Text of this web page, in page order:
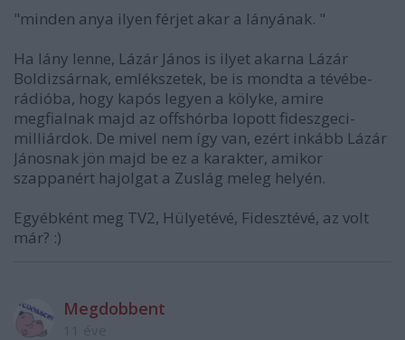
"minden anya ilyen férjet akar a lányának. "
Ha lány lenne, Lázár János is ilyet akarna Lázár
Boldizsárnak, emlékszetek, be is mondta a tévébe-
rádióba, hogy kapós legyen a kölyke, amire
megfialnak majd az offshórba lopott fideszgeci-
milliárdok. De mivel nem így van, ezért inkább Lázár
Jánosnak jön majd be ez a karakter, amikor
szappanért hajolgat a Zuslág meleg helyén.
Egyébként meg TV2, Hülyetévé, Fidesztévé, az volt
már? :)
Megdobbent